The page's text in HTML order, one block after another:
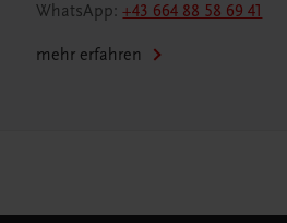
WhatsApp:+43 664 88 58 69 41
mehr erfahren